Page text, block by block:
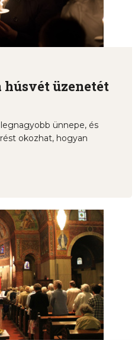
üzenetét
ünnepe, és
okozhat, hogyan